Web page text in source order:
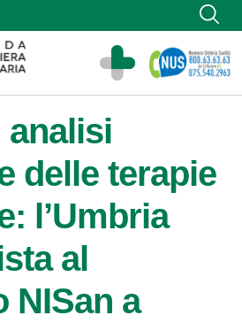
Maria di Terni
analisi
delle terapie
l’Umbria
al
NISan a